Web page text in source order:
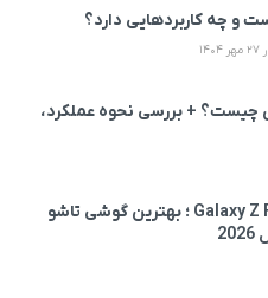
چیست؟ + بررسی نحوه عملکرد،
بررسی Galaxy Z Fold8 Ultra ؛ بهترین گوشی تاشو